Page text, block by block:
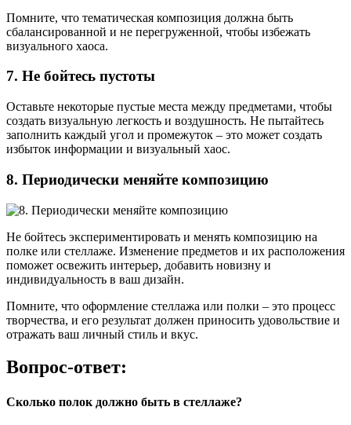
Помните, что тематическая композиция должна быть
сбалансированной и не перегруженной, чтобы избежать
визуального хаоса.
7. Не бойтесь пустоты
Оставьте некоторые пустые места между предметами, чтобы
создать визуальную легкость и воздушность. Не пытайтесь
заполнить каждый угол и промежуток – это может создать
избыток информации и визуальный хаос.
8. Периодически меняйте композицию
Не бойтесь экспериментировать и менять композицию на
полке или стеллаже. Изменение предметов и их расположения
поможет освежить интерьер, добавить новизну и
индивидуальность в ваш дизайн.
Помните, что оформление стеллажа или полки – это процесс
творчества, и его результат должен приносить удовольствие и
отражать ваш личный стиль и вкус.
Вопрос-ответ:
Сколько полок должно быть в стеллаже?